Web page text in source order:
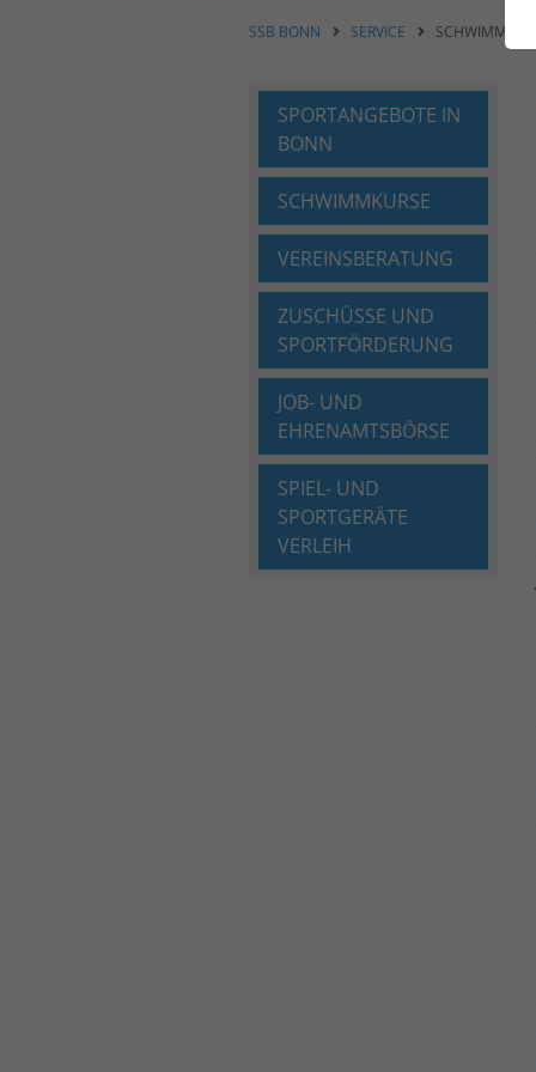
SSB BONN SERVICE
SPORTANGEBOTE IN
BONN
SCHWIMMKURSE
VEREINSBERATUNG
ZUSCHÜSSE UND
SPORTFÖRDERUNG
JOB- UND
EHRENAMTSBÖRSE
SPIEL- UND
SPORTGERÄTE
VERLEIH